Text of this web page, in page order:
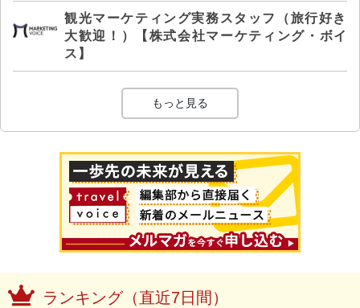
観光マーケティング実務スタッフ（旅行好き
大歓迎！）【株式会社マーケティング・ボイ
ス】
もっと見る
ランキング（直近7日間）